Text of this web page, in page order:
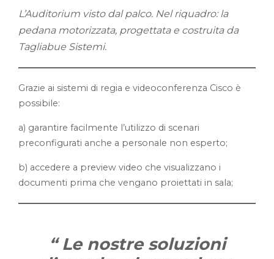
L’Auditorium visto dal palco. Nel riquadro: la
pedana motorizzata, progettata e costruita da
Tagliabue Sistemi.
Grazie ai sistemi di regia e videoconferenza Cisco è
possibile:
a) garantire facilmente l’utilizzo di scenari
preconfigurati anche a personale non esperto;
b) accedere a preview video che visualizzano i
documenti prima che vengano proiettati in sala;
“Le nostre soluzioni